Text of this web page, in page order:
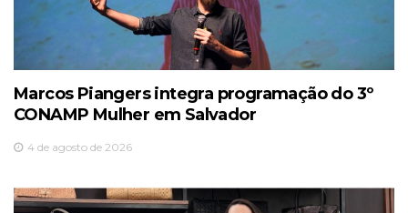
Marcos Piangers integra programação do 3º
CONAMP Mulher em Salvador
4 de agosto de 2026